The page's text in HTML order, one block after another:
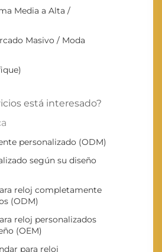
Media a Alta /
Masivo / Moda
está interesado?
personalizado (ODM)
según su diseño
reloj completamente
(ODM)
reloj personalizados
(OEM)
para reloj